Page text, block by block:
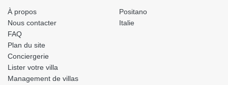
À propos
Nous contacter
FAQ
Plan du site
Conciergerie
Lister votre villa
Management de villas
Positano
Italie